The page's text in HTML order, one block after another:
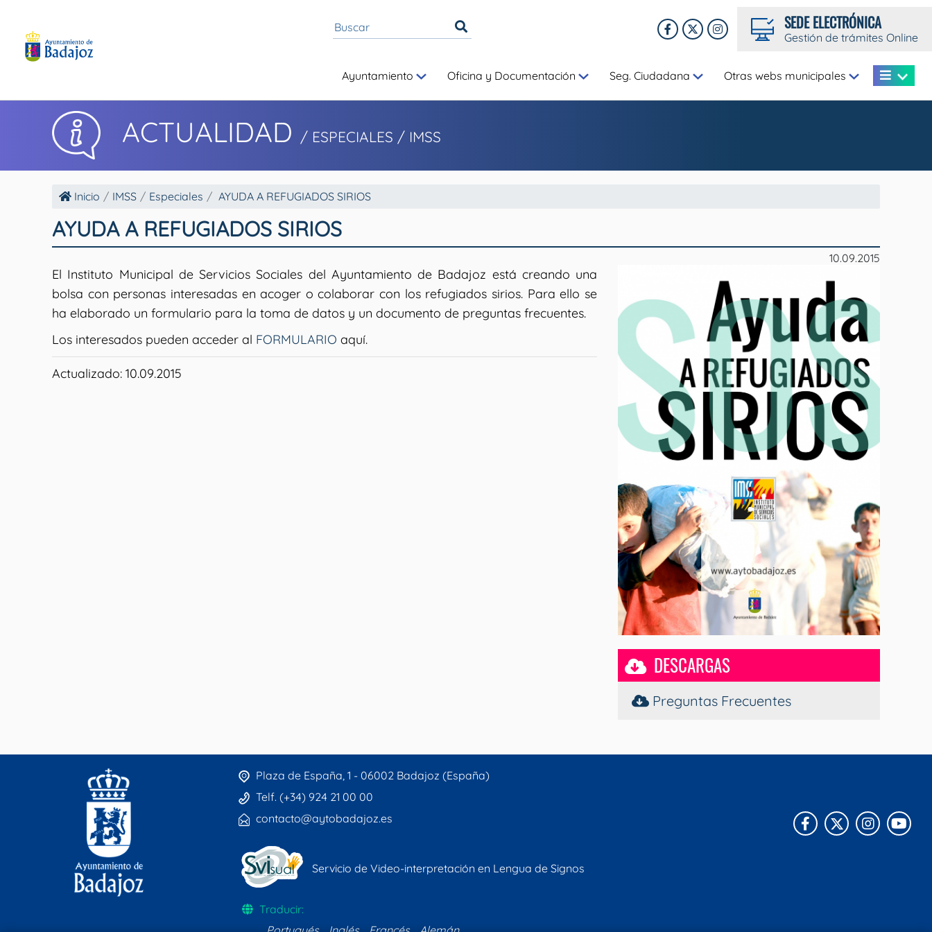
SEDE ELECTRÓNICA
Gestión de trámites Online
Ayuntamiento Oficina y Documentación Seg. Ciudadana Otras webs municipales
ACTUALIDAD / ESPECIALES / IMSS
Inicio IMSS Especiales AYUDA A REFUGIADOS SIRIOS
AYUDA A REFUGIADOS SIRIOS
10.09.2015
El Instituto Municipal de Servicios Sociales del Ayuntamiento de Badajoz está creando una
bolsa con personas interesadas en acoger o colaborar con los refugiados sirios. Para ello se
ha elaborado un formulario para la toma de datos y un documento de preguntas frecuentes.
Los interesados pueden acceder al FORMULARIO aquí.
Actualizado: 10.09.2015
DESCARGAS
Preguntas Frecuentes
Plaza de España, 1 - 06002 Badajoz (España)
Telf. (+34) 924 21 00 00
contacto@aytobadajoz.es
Facebook
X
Servicio de Video-interpretación en Lengua de Signos
Traducir: